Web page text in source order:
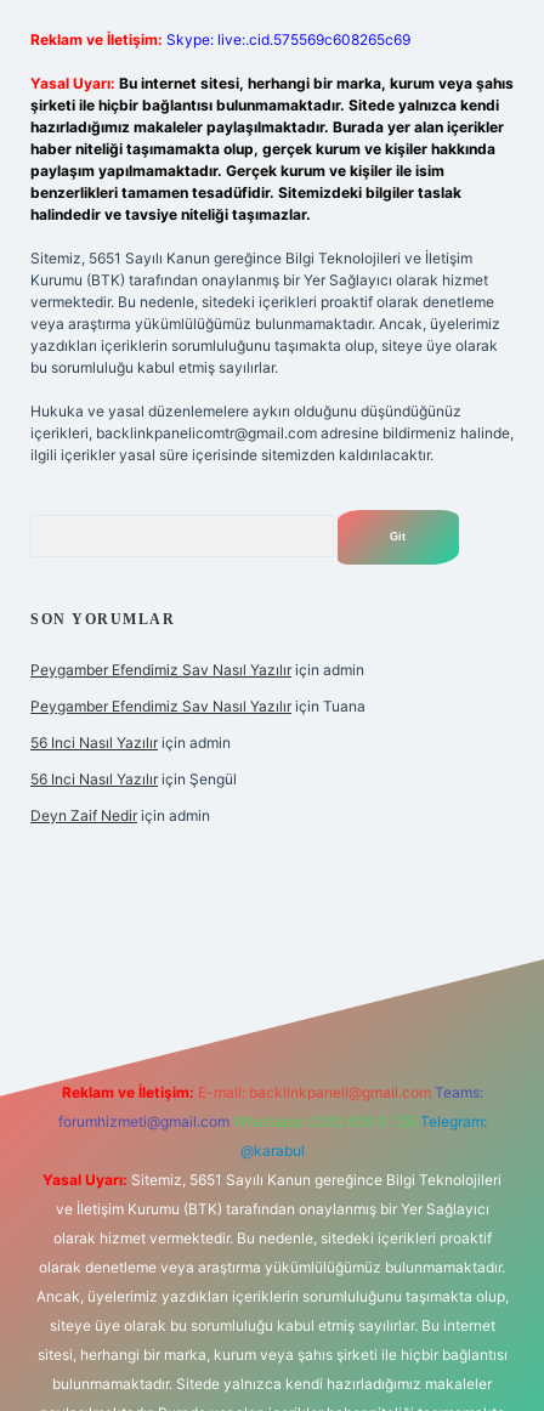
Reklam ve İletişim: Skype: live:.cid.575569c608265c69
Yasal Uyarı: Bu internet sitesi, herhangi bir marka, kurum veya şahıs
şirketi ile hiçbir bağlantısı bulunmamaktadır. Sitede yalnızca kendi
hazırladığımız makaleler paylaşılmaktadır. Burada yer alan içerikler
haber niteliği taşımamakta olup, gerçek kurum ve kişiler hakkında
paylaşım yapılmamaktadır. Gerçek kurum ve kişiler ile isim
benzerlikleri tamamen tesadüfidir. Sitemizdeki bilgiler taslak
halindedir ve tavsiye niteliği taşımazlar.
Sitemiz, 5651 Sayılı Kanun gereğince Bilgi Teknolojileri ve İletişim
Kurumu (BTK) tarafından onaylanmış bir Yer Sağlayıcı olarak hizmet
vermektedir. Bu nedenle, sitedeki içerikleri proaktif olarak denetleme
veya araştırma yükümlülüğümüz bulunmamaktadır. Ancak, üyelerimiz
yazdıkları içeriklerin sorumluluğunu taşımakta olup, siteye üye olarak
bu sorumluluğu kabul etmiş sayılırlar.
Hukuka ve yasal düzenlemelere aykırı olduğunu düşündüğünüz
içerikleri, backlinkpanelicomtr@gmail.com adresine bildirmeniz halinde,
ilgili içerikler yasal süre içerisinde sitemizden kaldırılacaktır.
SON YORUMLAR
Peygamber Efendimiz Sav Nasıl Yazılır için admin
Peygamber Efendimiz Sav Nasıl Yazılır için Tuana
56 Inci Nasıl Yazılır için admin
56 Inci Nasıl Yazılır için Şengül
Deyn Zaif Nedir için admin
Reklam ve İletişim: E-mail: backlinkpaneli@gmail.com Teams:
forumhizmeti@gmail.com Whatsapp: 0262 606 0 726 Telegram:
@karabul
Yasal Uyarı: Sitemiz, 5651 Sayılı Kanun gereğince Bilgi Teknolojileri
ve İletişim Kurumu (BTK) tarafından onaylanmış bir Yer Sağlayıcı
olarak hizmet vermektedir. Bu nedenle, sitedeki içerikleri proaktif
olarak denetleme veya araştırma yükümlülüğümüz bulunmamaktadır.
Ancak, üyelerimiz yazdıkları içeriklerin sorumluluğunu taşımakta olup,
siteye üye olarak bu sorumluluğu kabul etmiş sayılırlar. Bu internet
sitesi, herhangi bir marka, kurum veya şahıs şirketi ile hiçbir bağlantısı
bulunmamaktadır. Sitede yalnızca kendi hazırladığımız makaleler